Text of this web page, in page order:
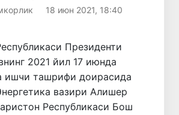
18 июн 2021, 18:40
Президенти
2021 йил 17 июнда
ишчи ташрифи доирасида
вазири Алишер
Республикаси Бош